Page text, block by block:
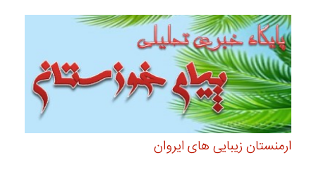
ارمنستان زیبایی های ایروان